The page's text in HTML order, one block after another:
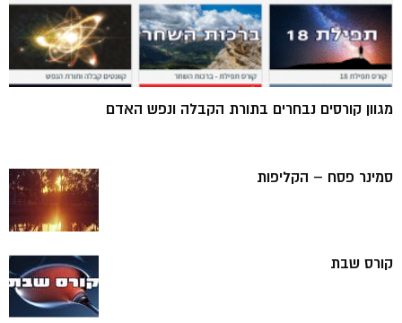
מגוון קורסים נבחרים בתורת הקבלה ונפש האדם
סמינר פסח – הקליפות
קורס שבת